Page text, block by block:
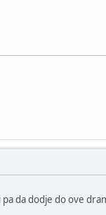
da dodje do ove